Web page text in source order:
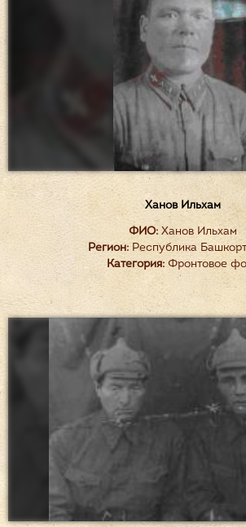
Ханов Ильхам
ФИО:Ханов Ильхам
Регион:Республика
Категория: Фронтовое